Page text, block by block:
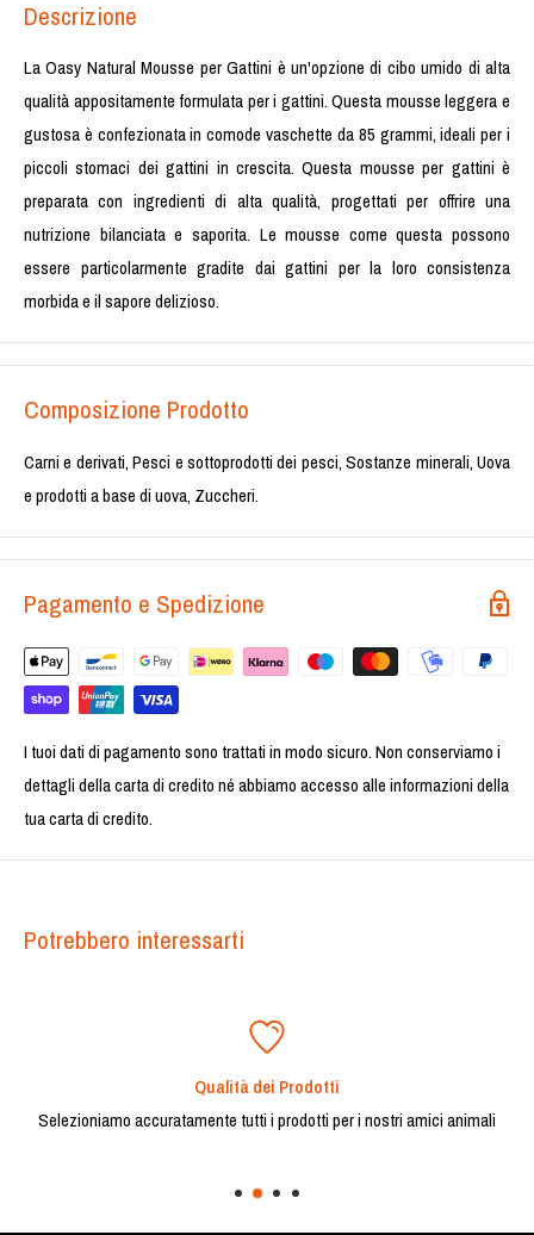
Descrizione
La Oasy Natural Mousse per Gattini è un'opzione di cibo umido di alta
qualità appositamente formulata per i gattini. Questa mousse leggera e
gustosa è confezionata in comode vaschette da 85 grammi, ideali per i
piccoli stomaci dei gattini in crescita. Questa mousse per gattini è
preparata con ingredienti di alta qualità, progettati per offrire una
nutrizione bilanciata e saporita. Le mousse come questa possono
essere particolarmente gradite dai gattini per la loro consistenza
morbida e il sapore delizioso.
Composizione Prodotto
Carni e derivati, Pesci e sottoprodotti dei pesci, Sostanze minerali, Uova
e prodotti a base di uova, Zuccheri.
Pagamento e Spedizione
I tuoi dati di pagamento sono trattati in modo sicuro. Non conserviamo i
dettagli della carta di credito né abbiamo accesso alle informazioni della
tua carta di credito.
Potrebbero interessarti
Qualità dei Prodotti
Selezioniamo accuratamente tutti i prodotti per i nostri amici animali